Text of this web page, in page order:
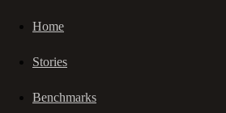
Home
Stories
Benchmarks